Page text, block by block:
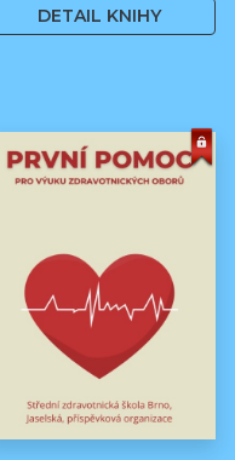
DETAIL KNIHY